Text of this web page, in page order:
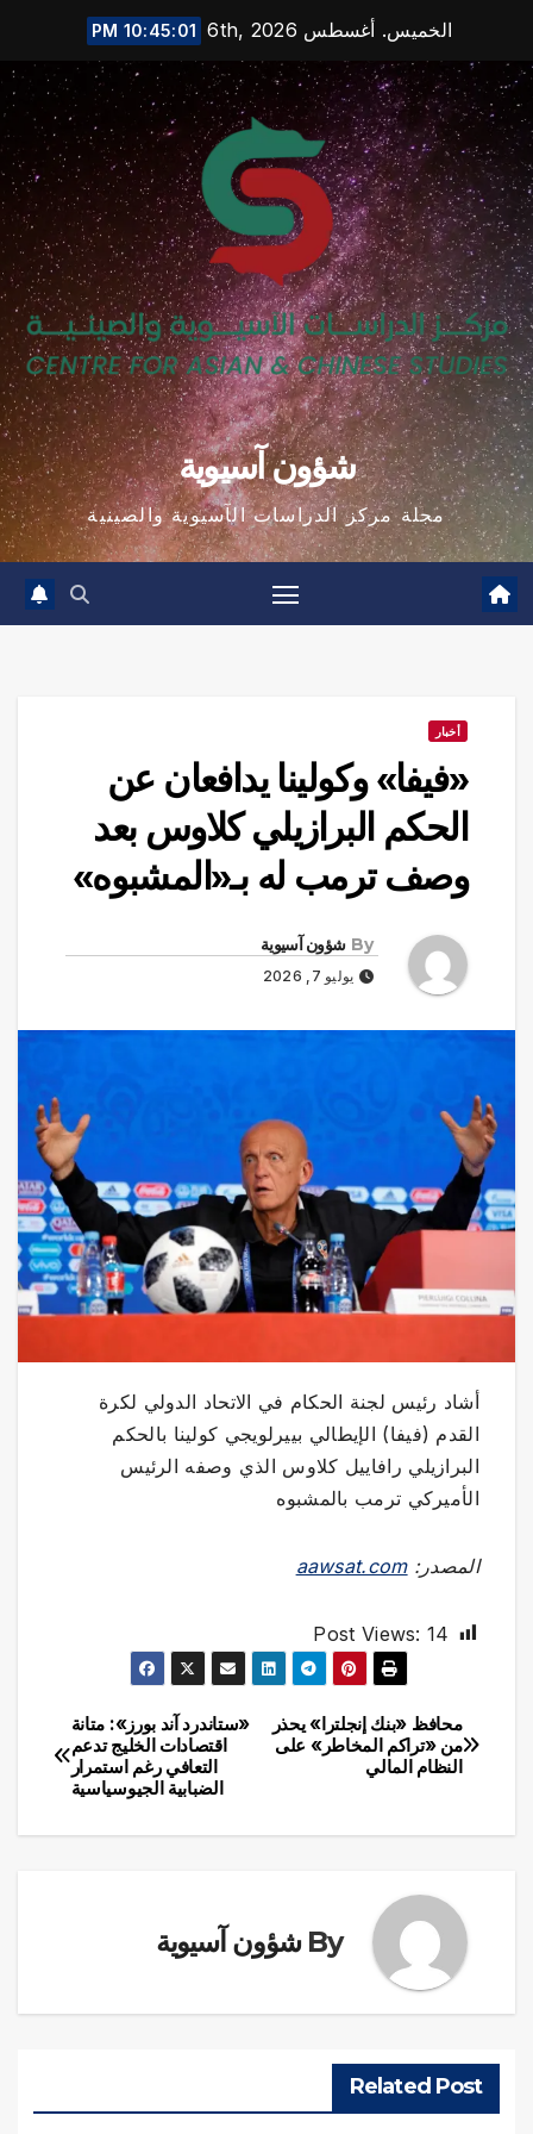
content
الخميس. أغسطس 6th, 2026 10:45:01 PM
شؤون آسيوية
مجلة مركز الدراسات الآسيوية والصينية
أخبار
«فيفا» وكولينا يدافعان عن
الحكم البرازيلي كلاوس بعد
وصف ترمب له بـ«المشبوه»
By شؤون آسيوية
يوليو 7, 2026
أشاد رئيس لجنة الحكام في الاتحاد الدولي لكرة
القدم (فيفا) الإيطالي بييرلويجي كولينا بالحكم
البرازيلي رافاييل كلاوس الذي وصفه الرئيس
الأميركي ترمب بالمشبوه
المصدر:aawsat.com
Post Views: 14
تصفّح
المقالات
«ستاندرد آند بورز»: متانة
اقتصادات الخليج تدعم
التعافي رغم استمرار
الضبابية الجيوسياسية
محافظ «بنك إنجلترا» يحذر
من «تراكم المخاطر» على
النظام المالي
By شؤون آسيوية
Related Post